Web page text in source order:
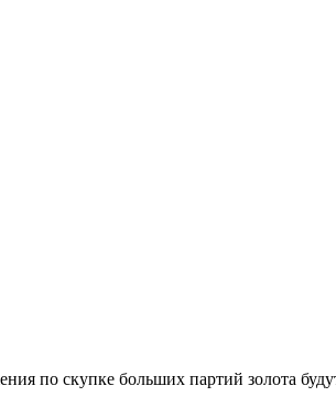
по скупке больших партий золота